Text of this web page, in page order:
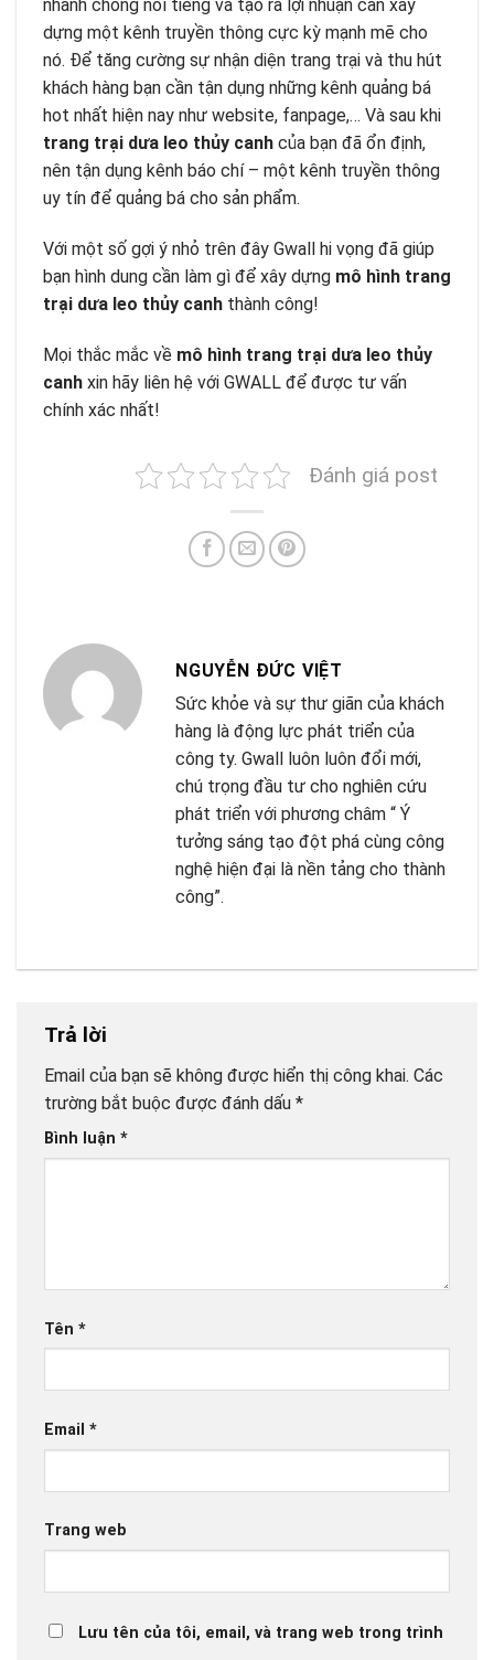
nhanh chóng nổi tiếng và tạo ra lợi nhuận cần xây
dựng một kênh truyền thông cực kỳ mạnh mẽ cho
nó. Để tăng cường sự nhận diện trang trại và thu hút
khách hàng bạn cần tận dụng những kênh quảng bá
hot nhất hiện nay như website, fanpage,… Và sau khi
trang trại dưa leo thủy canh của bạn đã ổn định,
nên tận dụng kênh báo chí – một kênh truyền thông
uy tín để quảng bá cho sản phẩm.
Với một số gợi ý nhỏ trên đây Gwall hi vọng đã giúp
bạn hình dung cần làm gì để xây dựng mô hình trang
trại dưa leo thủy canh thành công!
Mọi thắc mắc về mô hình trang trại dưa leo thủy
canh xin hãy liên hệ với GWALL để được tư vấn
chính xác nhất!
Đánh giá post
NGUYỄN ĐỨC VIỆT
Sức khỏe và sự thư giãn của khách
hàng là động lực phát triển của
công ty. Gwall luôn luôn đổi mới,
chú trọng đầu tư cho nghiên cứu
phát triển với phương châm “ Ý
tưởng sáng tạo đột phá cùng công
nghệ hiện đại là nền tảng cho thành
công”.
Trả lời
Email của bạn sẽ không được hiển thị công khai. Các
trường bắt buộc được đánh dấu *
Bình luận *
Tên *
Email *
Trang web
Lưu tên của tôi, email, và trang web trong trình